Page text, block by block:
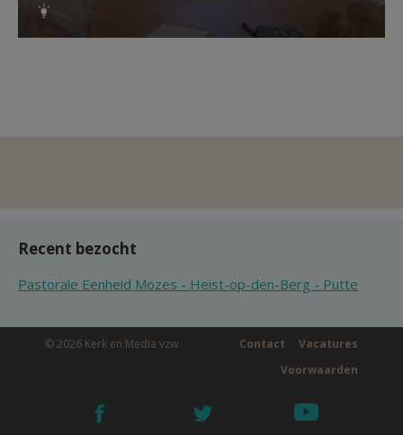
Recent bezocht
Pastorale Eenheid Mozes - Heist-op-den-Berg - Putte
© 2026 Kerk en Media vzw Vacatures
Contact
Voorwaarden